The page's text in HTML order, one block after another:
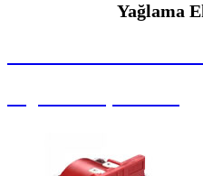
Yağlama